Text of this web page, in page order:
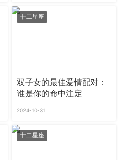
十二星座
双子女的最佳爱情配对：
谁是你的命中注定
2024-10-31
十二星座